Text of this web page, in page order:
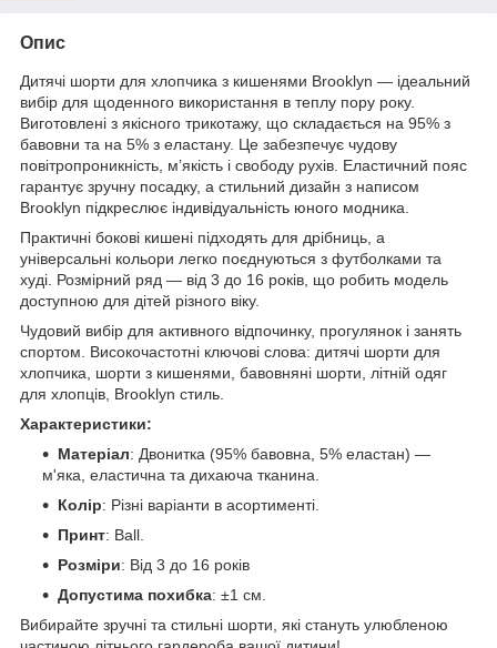
Опис
Дитячі шорти для хлопчика з кишенями Brooklyn — ідеальний
вибір для щоденного використання в теплу пору року.
Виготовлені з якісного трикотажу, що складається на 95% з
бавовни та на 5% з еластану. Це забезпечує чудову
повітропроникність, м’якість і свободу рухів. Еластичний пояс
гарантує зручну посадку, а стильний дизайн з написом
Brooklyn підкреслює індивідуальність юного модника.
Практичні бокові кишені підходять для дрібниць, а
універсальні кольори легко поєднуються з футболками та
худі. Розмірний ряд — від 3 до 16 років, що робить модель
доступною для дітей різного віку.
Чудовий вибір для активного відпочинку, прогулянок і занять
спортом. Високочастотні ключові слова: дитячі шорти для
хлопчика, шорти з кишенями, бавовняні шорти, літній одяг
для хлопців, Brooklyn стиль.
Характеристики:
Матеріал: Двонитка (95% бавовна, 5% еластан) —
м'яка, еластична та дихаюча тканина.
Колір: Різні варіанти в асортименті.
Принт: Ball.
Розміри: Від 3 до 16 років
Допустима похибка: ±1 см.
Вибирайте зручні та стильні шорти, які стануть улюбленою